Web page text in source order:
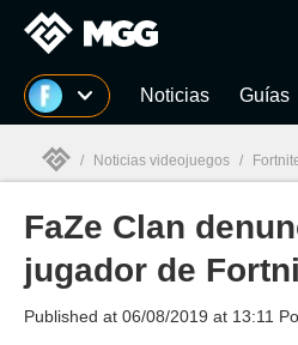
MGG Noticias Guías
MGG
/ Noticias videojuegos /
FaZe Clan
jugador de
Published at 06/08/2019 at 13:11